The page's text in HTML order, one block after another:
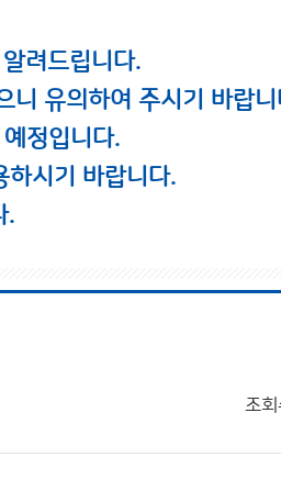
려드립니다.
니 유의하여 주시기 바랍니
정입니다.
하시기 바랍니다.
.
조회